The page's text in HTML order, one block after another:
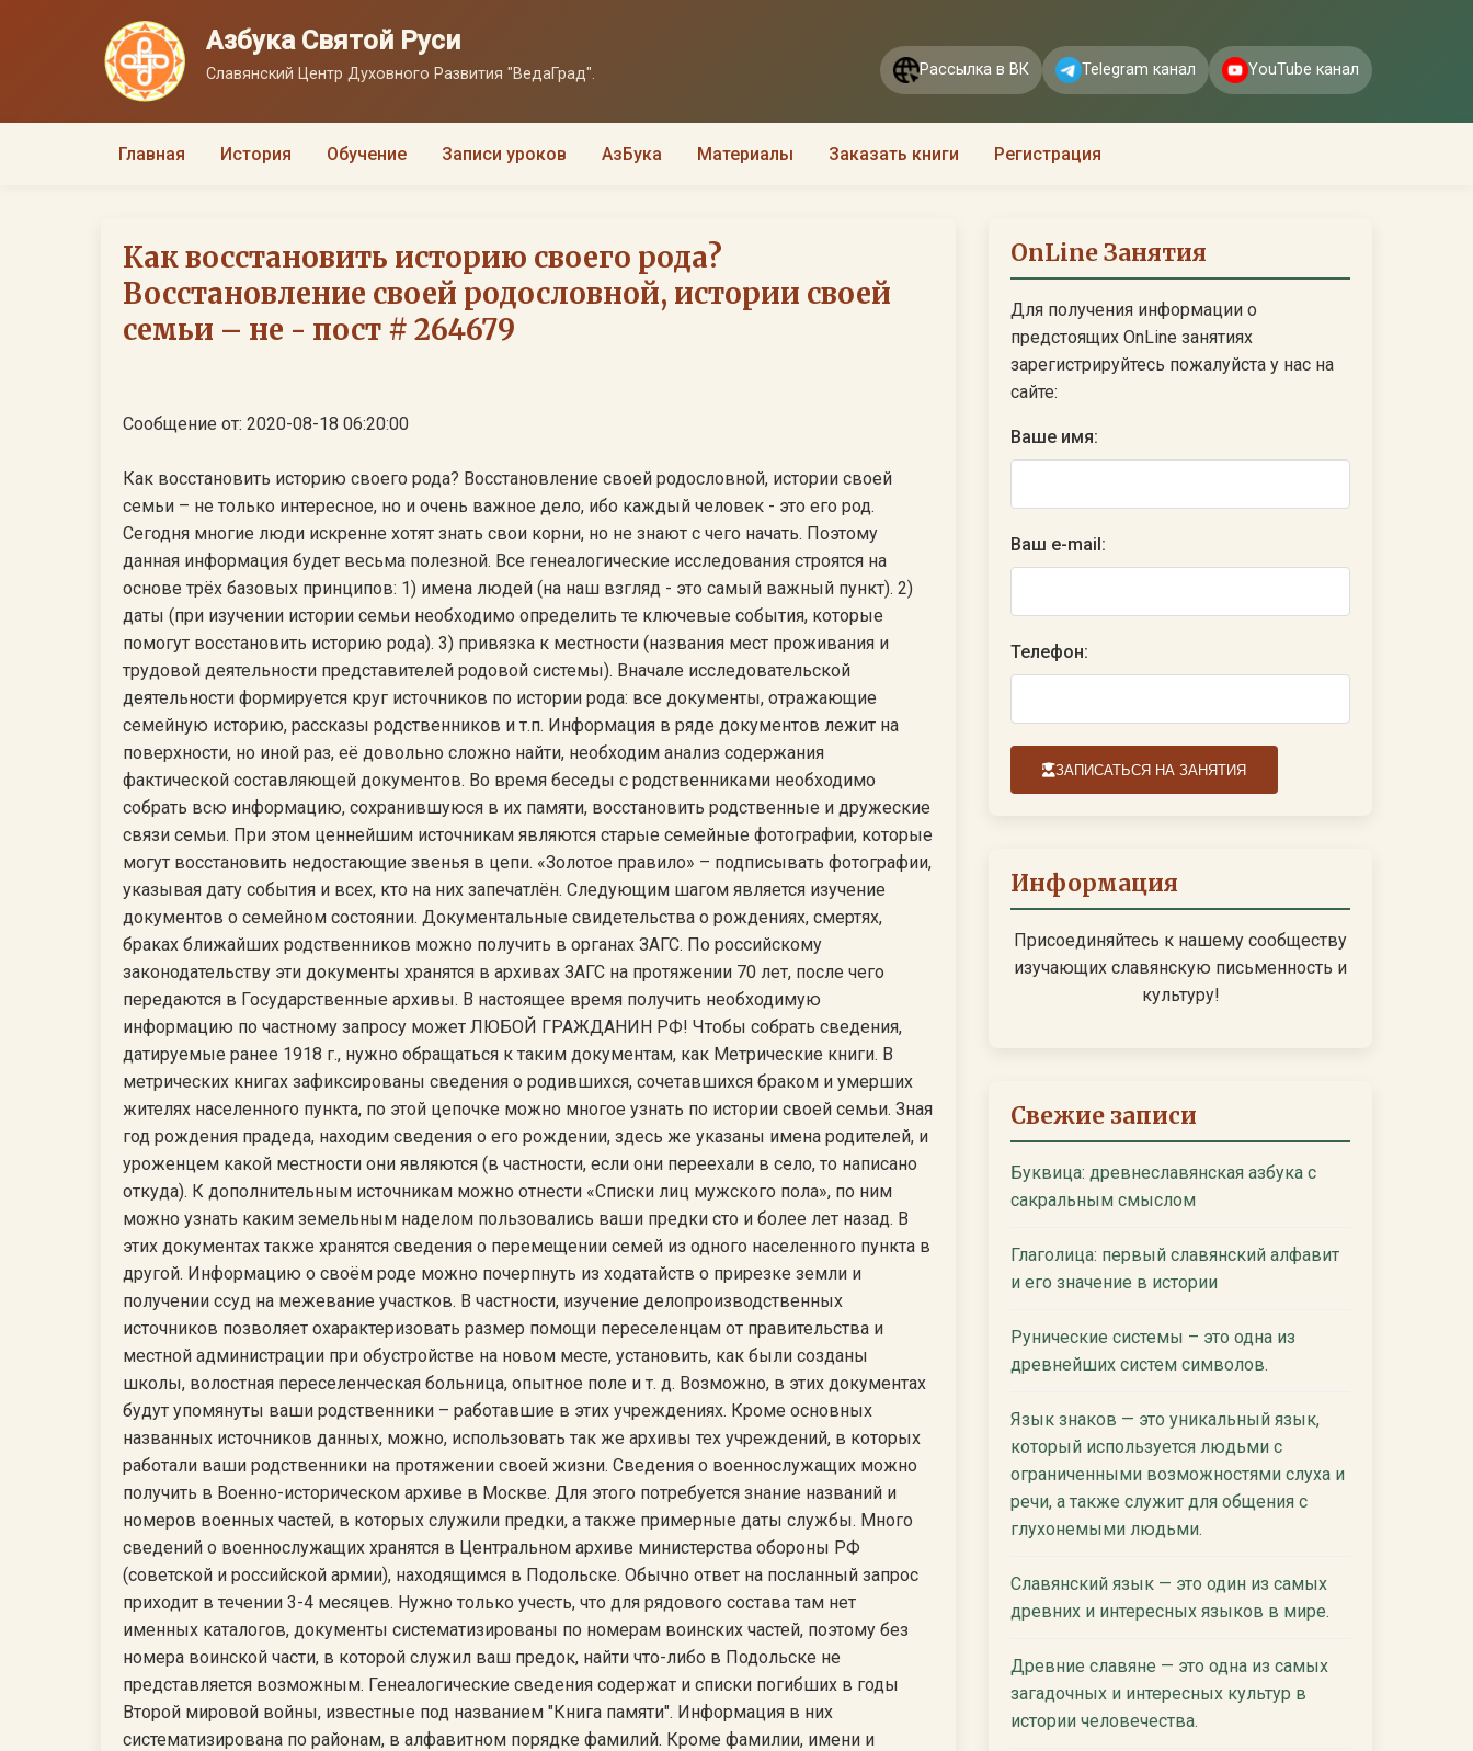
Азбука Святой Руси
Славянский Центр Духовного Развития "ВедаГрад". Рассылка в ВК Telegram канал YouTube канал
Главная История Обучение Записи уроков АзБука Материалы Заказать книги Регистрация
Как восстановить историю своего рода?
Восстановление своей родословной, истории своей
семьи – не - пост # 264679
Сообщение от: 2020-08-18 06:20:00
Как восстановить историю своего рода? Восстановление своей родословной, истории своей
семьи – не только интересное, но и очень важное дело, ибо каждый человек - это его род.
Сегодня многие люди искренне хотят знать свои корни, но не знают с чего начать. Поэтому
данная информация будет весьма полезной. Все генеалогические исследования строятся на
основе трёх базовых принципов: 1) имена людей (на наш взгляд - это самый важный пункт). 2)
даты (при изучении истории семьи необходимо определить те ключевые события, которые
помогут восстановить историю рода). 3) привязка к местности (названия мест проживания и
трудовой деятельности представителей родовой системы). Вначале исследовательской
деятельности формируется круг источников по истории рода: все документы, отражающие
семейную историю, рассказы родственников и т.п. Информация в ряде документов лежит на
поверхности, но иной раз, её довольно сложно найти, необходим анализ содержания
фактической составляющей документов. Во время беседы с родственниками необходимо
собрать всю информацию, сохранившуюся в их памяти, восстановить родственные и дружеские
связи семьи. При этом ценнейшим источникам являются старые семейные фотографии, которые
могут восстановить недостающие звенья в цепи. «Золотое правило» – подписывать фотографии,
указывая дату события и всех, кто на них запечатлён. Следующим шагом является изучение
документов о семейном состоянии. Документальные свидетельства о рождениях, смертях,
браках ближайших родственников можно получить в органах ЗАГС. По российскому
законодательству эти документы хранятся в архивах ЗАГС на протяжении 70 лет, после чего
передаются в Государственные архивы. В настоящее время получить необходимую
информацию по частному запросу может ЛЮБОЙ ГРАЖДАНИН РФ! Чтобы собрать сведения,
датируемые ранее 1918 г., нужно обращаться к таким документам, как Метрические книги. В
метрических книгах зафиксированы сведения о родившихся, сочетавшихся браком и умерших
жителях населенного пункта, по этой цепочке можно многое узнать по истории своей семьи. Зная
год рождения прадеда, находим сведения о его рождении, здесь же указаны имена родителей, и
уроженцем какой местности они являются (в частности, если они переехали в село, то написано
откуда). К дополнительным источникам можно отнести «Списки лиц мужского пола», по ним
можно узнать каким земельным наделом пользовались ваши предки сто и более лет назад. В
этих документах также хранятся сведения о перемещении семей из одного населенного пункта в
другой. Информацию о своём роде можно почерпнуть из ходатайств о прирезке земли и
получении ссуд на межевание участков. В частности, изучение делопроизводственных
источников позволяет охарактеризовать размер помощи переселенцам от правительства и
местной администрации при обустройстве на новом месте, установить, как были созданы
школы, волостная переселенческая больница, опытное поле и т. д. Возможно, в этих документах
будут упомянуты ваши родственники – работавшие в этих учреждениях. Кроме основных
названных источников данных, можно, использовать так же архивы тех учреждений, в которых
работали ваши родственники на протяжении своей жизни. Сведения о военнослужащих можно
получить в Военно-историческом архиве в Москве. Для этого потребуется знание названий и
номеров военных частей, в которых служили предки, а также примерные даты службы. Много
сведений о военнослужащих хранятся в Центральном архиве министерства обороны РФ
(советской и российской армии), находящимся в Подольске. Обычно ответ на посланный запрос
приходит в течении 3-4 месяцев. Нужно только учесть, что для рядового состава там нет
именных каталогов, документы систематизированы по номерам воинских частей, поэтому без
номера воинской части, в которой служил ваш предок, найти что-либо в Подольске не
представляется возможным. Генеалогические сведения содержат и списки погибших в годы
Второй мировой войны, известные под названием "Книга памяти". Информация в них
систематизирована по районам, в алфавитном порядке фамилий. Кроме фамилии, имени и
OnLine Занятия
Для получения информации о
предстоящих OnLine занятиях
зарегистрируйтесь пожалуйста у нас на
сайте:
Ваше имя:
Ваш e-mail:
Телефон:
ЗАПИСАТЬСЯ НА ЗАНЯТИЯ
Информация
Присоединяйтесь к нашему сообществу
изучающих славянскую письменность и
культуру!
Свежие записи
Буквица: древнеславянская азбука с
сакральным смыслом
Глаголица: первый славянский алфавит
и его значение в истории
Рунические системы – это одна из
древнейших систем символов.
Язык знаков — это уникальный язык,
который используется людьми с
ограниченными возможностями слуха и
речи, а также служит для общения с
глухонемыми людьми.
Славянский язык — это один из самых
древних и интересных языков в мире.
Древние славяне — это одна из самых
загадочных и интересных культур в
истории человечества.